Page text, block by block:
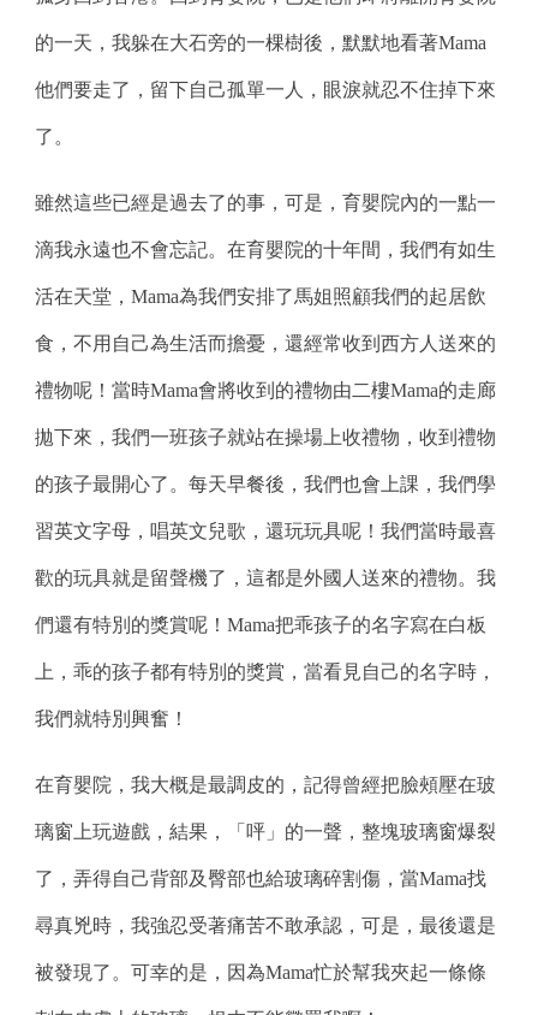
的一天，我躲在大石旁的一棵樹後，默默地看著Mama
他們要走了，留下自己孤單一人，眼淚就忍不住掉下來
了。
雖然這些已經是過去了的事，可是，育嬰院內的一點一
滴我永遠也不會忘記。在育嬰院的十年間，我們有如生
活在天堂，Mama為我們安排了馬姐照顧我們的起居飲
食，不用自己為生活而擔憂，還經常收到西方人送來的
禮物呢！當時Mama會將收到的禮物由二樓Mama的走廊
拋下來，我們一班孩子就站在操場上收禮物，收到禮物
的孩子最開心了。每天早餐後，我們也會上課，我們學
習英文字母，唱英文兒歌，還玩玩具呢！我們當時最喜
歡的玩具就是留聲機了，這都是外國人送來的禮物。我
們還有特別的獎賞呢！Mama把乖孩子的名字寫在白板
上，乖的孩子都有特別的獎賞，當看見自己的名字時，
我們就特別興奮！
在育嬰院，我大概是最調皮的，記得曾經把臉頰壓在玻
璃窗上玩遊戲，結果，「呯」的一聲，整塊玻璃窗爆裂
了，弄得自己背部及臀部也給玻璃碎割傷，當Mama找
尋真兇時，我強忍受著痛苦不敢承認，可是，最後還是
被發現了。可幸的是，因為Mama忙於幫我夾起一條條